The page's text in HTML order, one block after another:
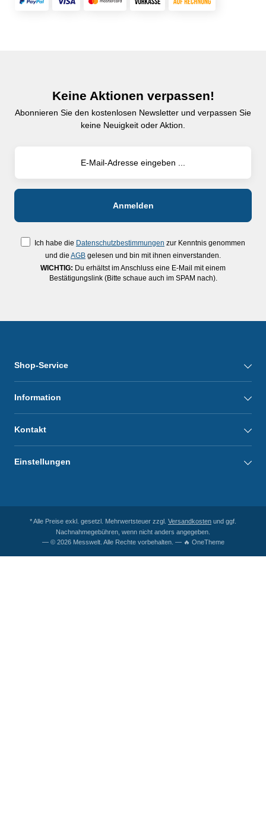
Keine Aktionen verpassen!
Abonnieren Sie den kostenlosen Newsletter und verpassen Sie
keine Neuigkeit oder Aktion.
Ich habe die Datenschutzbestimmungen zur Kenntnis genommen
und die AGB gelesen und bin mit ihnen einverstanden.
WICHTIG: Du erhältst im Anschluss eine E-Mail mit einem
Bestätigungslink (Bitte schaue auch im SPAM nach).
Shop-Service
Information
Kontakt
Einstellungen
* Alle Preise exkl. gesetzl. Mehrwertsteuer zzgl. Versandkosten und ggf.
Nachnahmegebühren, wenn nicht anders angegeben.
— © 2026 Messwelt. Alle Rechte vorbehalten. — 🔥 OneTheme